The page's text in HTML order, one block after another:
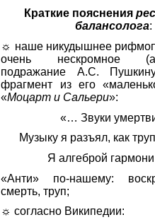
Краткие пояснения
балансолога:
☼ наше никудышнее
очень нескромное
подражание А.С.
фрагмент из его
«Моцарт и Сальери»:
«… Звуки
Музыку я разъял, как
Я алгеброй
«Анти» по-нашему:
смерть, труп;
☼ согласно Википедии: